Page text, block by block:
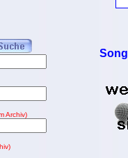
Song
Archiv)